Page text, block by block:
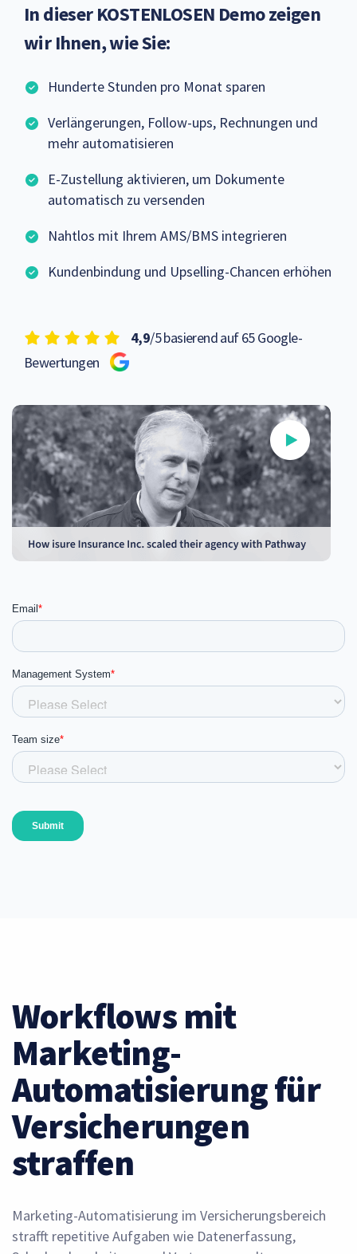
In dieser KOSTENLOSEN Demo zeigen
wir Ihnen, wie Sie:
Hunderte Stunden pro Monat sparen
Verlängerungen, Follow-ups, Rechnungen und
mehr automatisieren
E-Zustellung aktivieren, um Dokumente
automatisch zu versenden
Nahtlos mit Ihrem AMS/BMS integrieren
Kundenbindung und Upselling-Chancen erhöhen
4,9/5 basierend auf 65 Google-
Bewertungen
Workflows mit
Marketing-
Automatisierung für
Versicherungen
straffen
Marketing-Automatisierung im Versicherungsbereich
strafft repetitive Aufgaben wie Datenerfassung,